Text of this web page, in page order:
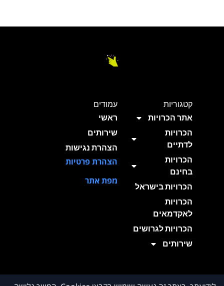
קטגוריות
אתר הכרויות
הכרויות
לדתיים
הכרויות
בחינם
הכרויות בישראל
הכרויות
לאקדמאים
הכרויות לגרושים
שירותים
עמודים
ראשי
שירותים
הצהרת נגישות
הצהרת פרטיות
מפת אתר